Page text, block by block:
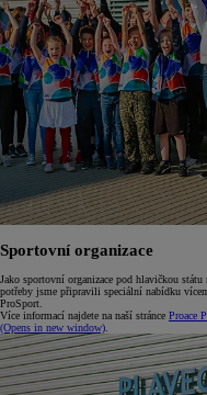
Sportovní organizace
Jako sportovní organizace pod hlavičkou
potřeby jsme připravili speciální nabídku
ProSport.
Více informací najdete na naší stránce Proace
(Opens in new window)